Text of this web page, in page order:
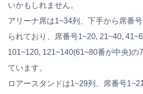
いかもしれません。
アリーナ席は1~34列、下手から席番
られており、席番号1~20, 21~40,
101~120, 121~140(61~80番が中央)の
ています。
ロアースタンドは1~29列、席番号